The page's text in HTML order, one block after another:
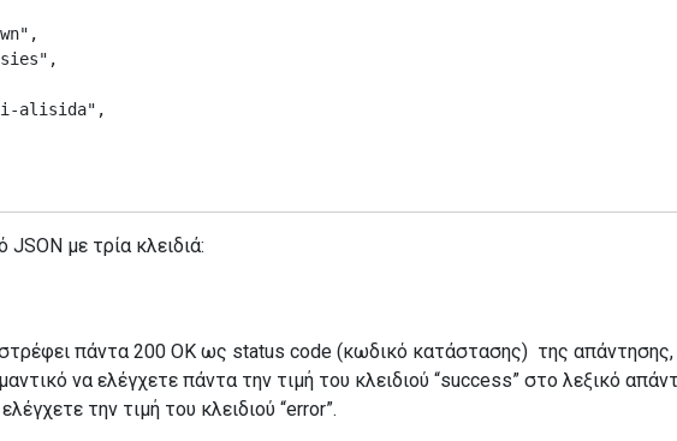
JSON με τρία κλειδιά:
πάντα 200 OK ως status code (κωδικό κατάστασης) της απάντησης,
να ελέγχετε πάντα την τιμή του κλειδιού “success” στο λεξικό
την τιμή του κλειδιού “error”.